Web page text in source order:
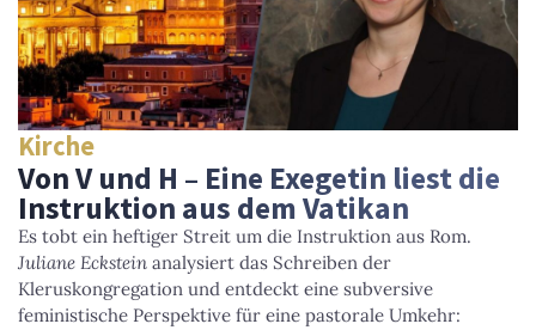
Kirche
Von V und H – Eine Exegetin liest die
Instruktion aus dem Vatikan
Es tobt ein heftiger Streit um die Instruktion aus Rom.
Juliane Eckstein analysiert das Schreiben der
Kleruskongregation und entdeckt eine subversive
feministische Perspektive für eine pastorale Umkehr: